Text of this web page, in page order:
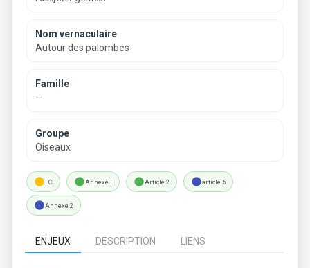
Nom vernaculaire
Autour des palombes
Famille
—
Groupe
Oiseaux
lensLC lensAnnexe I lensArticle 2 lensarticle 5
lensAnnexe 2
ENJEUX DESCRIPTION LIENS